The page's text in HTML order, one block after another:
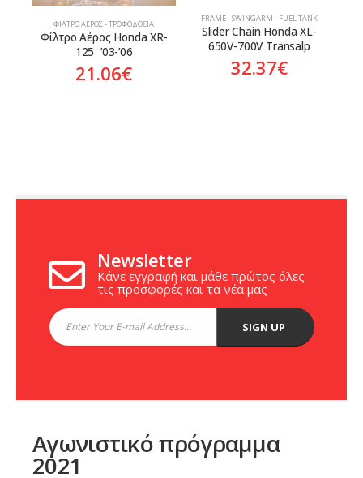
ΦΊΛΤΡΟ ΑΈΡΟΣ - ΤΡΟΦΟΔΟΣΊΑ
Φίλτρο Αέρος Honda XR-
125  ’03-’06
21.06€
FRAME - SWINGARM - FUEL TANK
Slider Chain Honda XL-
650V-700V Transalp
32.37€
Newsletter
Κάνε εγγραφή και μάθε πρώτος όλες
τις προσφορές και τα νέα μας
Αγωνιστικό πρόγραμμα
2021